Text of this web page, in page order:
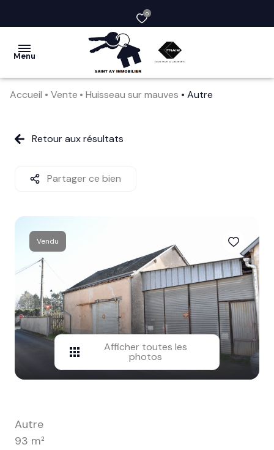
0
Menu
vendre
société
services
clients
contact
Accueil Vente Huisseau sur mauves Autre
Retour aux résultats
Partager ce bien
Vendu
Afficher toutes les
photos
Autre
93 m²